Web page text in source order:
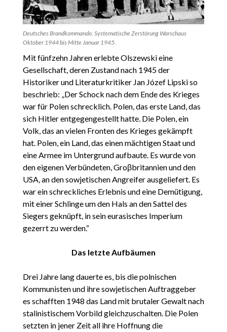
Deutsches Brandkommando. Systematische Zerstörung Warschaus
Oktober 1944 bis Mitte Januar 1945.
Mit fünfzehn Jahren erlebte Olszewski eine
Gesellschaft, deren Zustand nach 1945 der
Historiker und Literaturkritiker Jan Józef Lipski so
beschrieb: „Der Schock nach dem Ende des Krieges
war für Polen schrecklich. Polen, das erste Land, das
sich Hitler entgegengestellt hatte. Die Polen, ein
Volk, das an vielen Fronten des Krieges gekämpft
hat. Polen, ein Land, das einen mächtigen Staat und
eine Armee im Untergrund aufbaute. Es wurde von
den eigenen Verbündeten, Groβbritannien und den
USA, an den sowjetischen Angreifer ausgeliefert. Es
war ein schreckliches Erlebnis und eine Demütigung,
mit einer Schlinge um den Hals an den Sattel des
Siegers geknüpft, in sein eurasisches Imperium
gezerrt zu werden.“
Das letzte Aufbäumen
Drei Jahre lang dauerte es, bis die polnischen
Kommunisten und ihre sowjetischen Auftraggeber
es schafften 1948 das Land mit brutaler Gewalt nach
stalinistischem Vorbild gleichzuschalten. Die Polen
setzten in jener Zeit all ihre Hoffnung die